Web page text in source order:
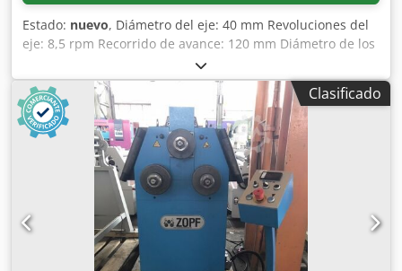
Estado: nuevo, Diámetro del eje: 40 mm Revoluciones del
eje: 8,5 rpm Recorrido de avance: 120 mm Diámetro de los
rodillos: 152 / 162 mm Potencia del motor: 1,1 kW Tensión
de conexión: 400 V Peso: 395 kg Cedpsy H N I Defx Aitsrf
Dimensiones de la máquina: 900x600x1100 mm
Equipamiento/accesorios: - Dos rodillos motorizados -
Regulación manual del rodillo superior - Posición de
trabajo horizontal y vertical - Ejes montados con
rodamientos de rodillos cónicos - Uso de guías deslizantes
intercambiables en el carro de guía - Juego estándar de
rodillos incluido en el suministro. Se puede utilizar para el
curvado de diversos perfiles.
Clasificado